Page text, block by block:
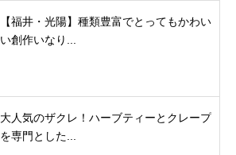
【福井・光陽】種類豊富でとってもかわい
い創作いなり...
大人気のザクレ！ハーブティーとクレープ
を専門とした...